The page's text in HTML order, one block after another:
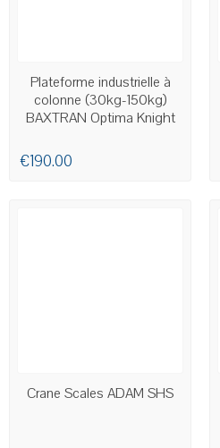
Plateforme industrielle à
colonne (30kg-150kg)
BAXTRAN Optima Knight
€190.00
AVAILABLE
Crane Scales ADAM SHS